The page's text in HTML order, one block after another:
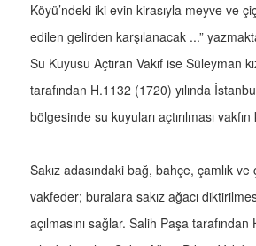
Köyü’ndeki iki evin kirasıyla meyve ve
edilen gelirden karşılanacak ...”
Su Kuyusu Açtıran Vakıf ise Süleyman
tarafından H.1132 (1720) yılında
bölgesinde su kuyuları açtırılması
Sakız adasındaki bağ, bahçe, çamlık
vakfeder; buralara sakız ağacı
açılmasını sağlar. Salih Paşa